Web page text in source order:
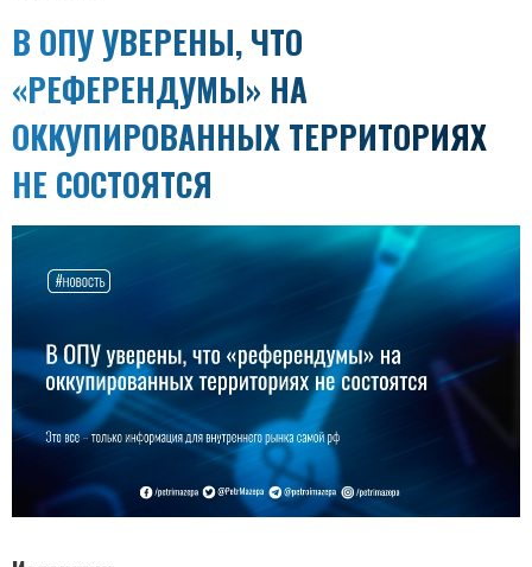
В ОПУ УВЕРЕНЫ, ЧТО
«РЕФЕРЕНДУМЫ» НА
ОККУПИРОВАННЫХ ТЕРРИТОРИЯХ
НЕ СОСТОЯТСЯ